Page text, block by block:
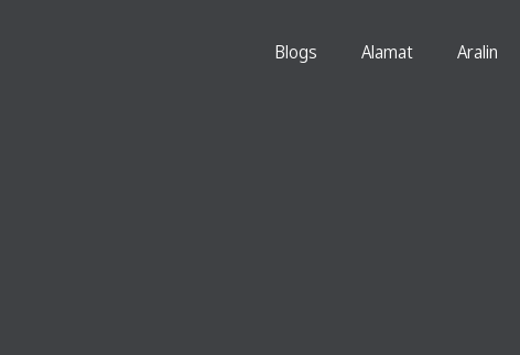
Blogs Alamat Aralin